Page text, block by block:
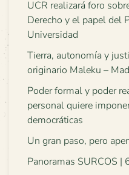
UCR realizará foro
Derecho y el papel del
Universidad
Tierra, autonomía y
originario Maleku –
Poder formal y poder
personal quiere
democráticas
Un gran paso, pero
Panoramas SURCOS |